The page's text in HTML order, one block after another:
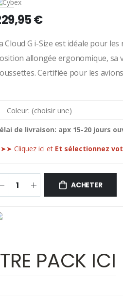
€
Cloud G i-Size est idéale pour
allongée ergonomique, sa
Certifiée pour les
de livraison: apx 15-20 jours
Cliquez ici et Et sélectionnez
ACHETER
PACK ICI